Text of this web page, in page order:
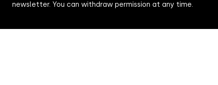
newsletter. You can withdraw permission at any time.